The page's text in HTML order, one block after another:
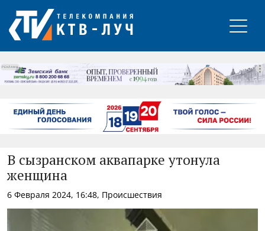
РЕКЛАМА
В сызранском аквапарке утонула
женщина
6 Февраля 2024, 16:48, Происшествия